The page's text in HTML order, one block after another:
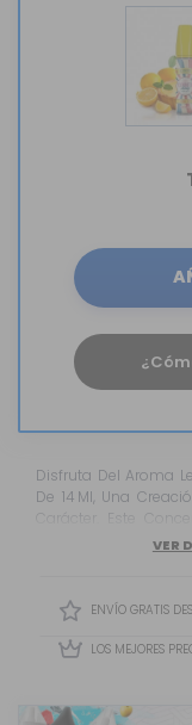
Disfruta Del Aroma Lemon Tart Dinner Lady En Formato Longfill
De 14 Ml, Una
Carácter. Este
Tarta Suave Y VER
ENVÍO GRATIS
LOS MEJORES